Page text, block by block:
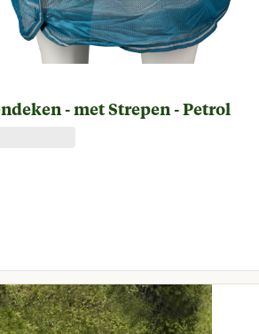
- met Strepen - Petrol
prijs € 29,95